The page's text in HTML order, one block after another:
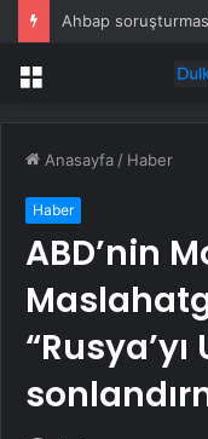
Menü
Anasayfa / Haber
Haber
ABD’nin